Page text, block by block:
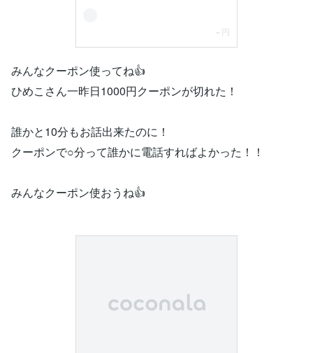
みんなクーポン使ってね👍
ひめこさん一昨日1000円クーポンが切れた！
誰かと10分もお話出来たのに！
クーポンで○分って誰かに電話すればよかった！！
みんなクーポン使おうね👍